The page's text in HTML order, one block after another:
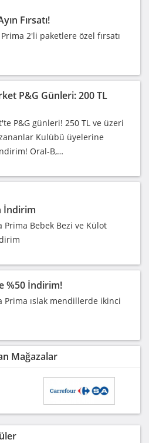
Fırsatı!
2'li paketlere özel fırsatı
P&G Günleri: 200 TL
P&G günleri! 250 TL ve üzeri
Kulübü üyelerine
Oral-B,…
İndirim
Bebek Bezi ve Külot
%50 İndirim!
Prima ıslak mendillerde ikinci
Mağazalar